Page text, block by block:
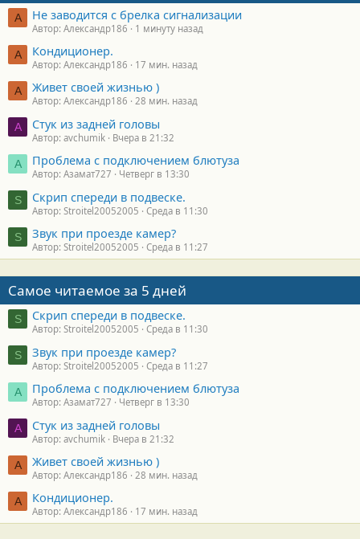
А Не заводится с брелка сигнализации
Автор: Александр186 1 минуту назад
А Кондиционер.
Автор: Александр186 17 мин. назад
А Живет своей жизнью )
Автор: Александр186 28 мин. назад
A Стук из задней головы
Автор: avchumik Вчера в 21:32
А Проблема с подключением блютуза
Автор: Азамат727 Четверг в 13:30
S Скрип спереди в подвеске.
Автор: Stroitel20052005 Среда в 11:30
S Звук при проезде камер?
Автор: Stroitel20052005 Среда в 11:27
Самое читаемое за 5 дней
S Скрип спереди в подвеске.
Автор: Stroitel20052005 Среда в 11:30
S Звук при проезде камер?
Автор: Stroitel20052005 Среда в 11:27
А Проблема с подключением блютуза
Автор: Азамат727 Четверг в 13:30
A Стук из задней головы
Автор: avchumik Вчера в 21:32
А Живет своей жизнью )
Автор: Александр186 28 мин. назад
А Кондиционер.
Автор: Александр186 17 мин. назад